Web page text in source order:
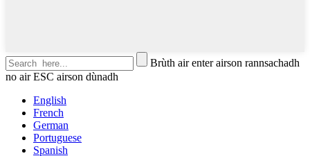
Brùth air enter airson rannsachadh
no air ESC airson dùnadh
English
French
German
Portuguese
Spanish